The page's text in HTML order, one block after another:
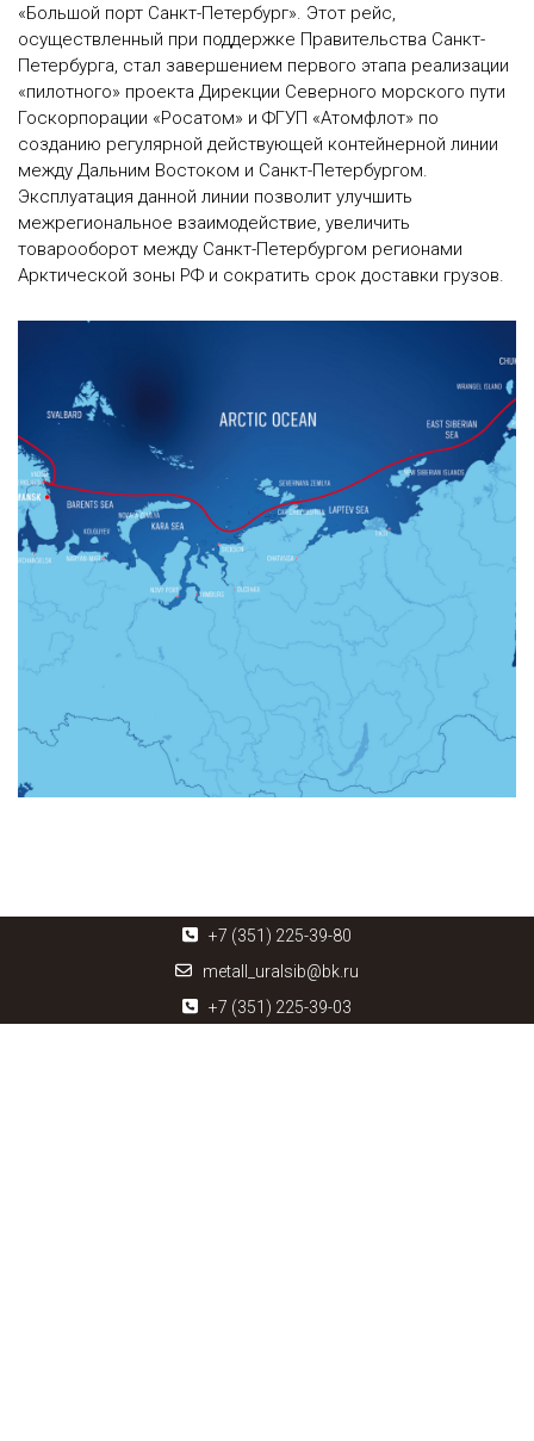
«Большой порт Санкт-Петербург». Этот рейс,
осуществленный при поддержке Правительства Санкт-
Петербурга, стал завершением первого этапа реализации
«пилотного» проекта Дирекции Северного морского пути
Госкорпорации «Росатом» и ФГУП «Атомфлот» по
созданию регулярной действующей контейнерной линии
между Дальним Востоком и Санкт-Петербургом.
Эксплуатация данной линии позволит улучшить
межрегиональное взаимодействие, увеличить
товарооборот между Санкт-Петербургом регионами
Арктической зоны РФ и сократить срок доставки грузов.
+7 (351) 225-39-80
metall_uralsib@bk.ru
+7 (351) 225-39-03